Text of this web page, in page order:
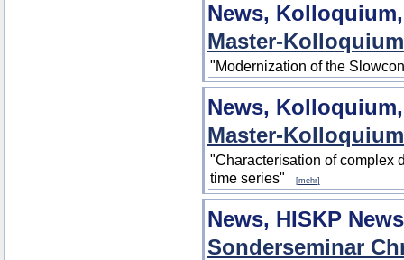
News,
Master-
"Modernization of the
News,
Master-
"Characterisation of complex
time series"
[mehr]
News, HISKP
Sonderseminar